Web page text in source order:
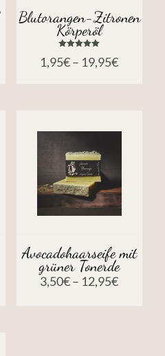
Blutorangen-Zitronen
Körperöl
mit
1,95€– 19,95€
Avocadohaarseife mit
grüner Tonerde
3,50€– 12,95€